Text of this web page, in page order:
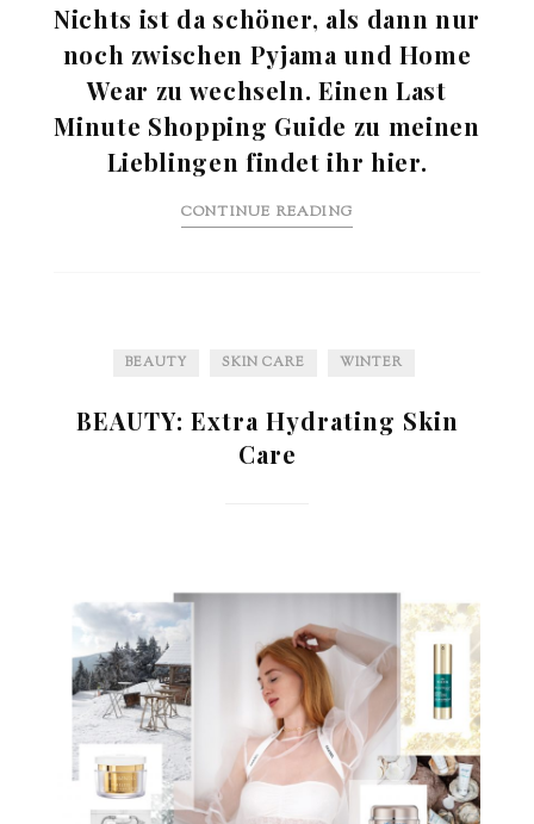
Nichts ist da schöner, als dann nur
noch zwischen Pyjama und Home
Wear zu wechseln. Einen Last
Minute Shopping Guide zu meinen
Lieblingen findet ihr hier.
CONTINUE READING
BEAUTY SKIN CARE WINTER
BEAUTY: Extra Hydrating Skin
Care